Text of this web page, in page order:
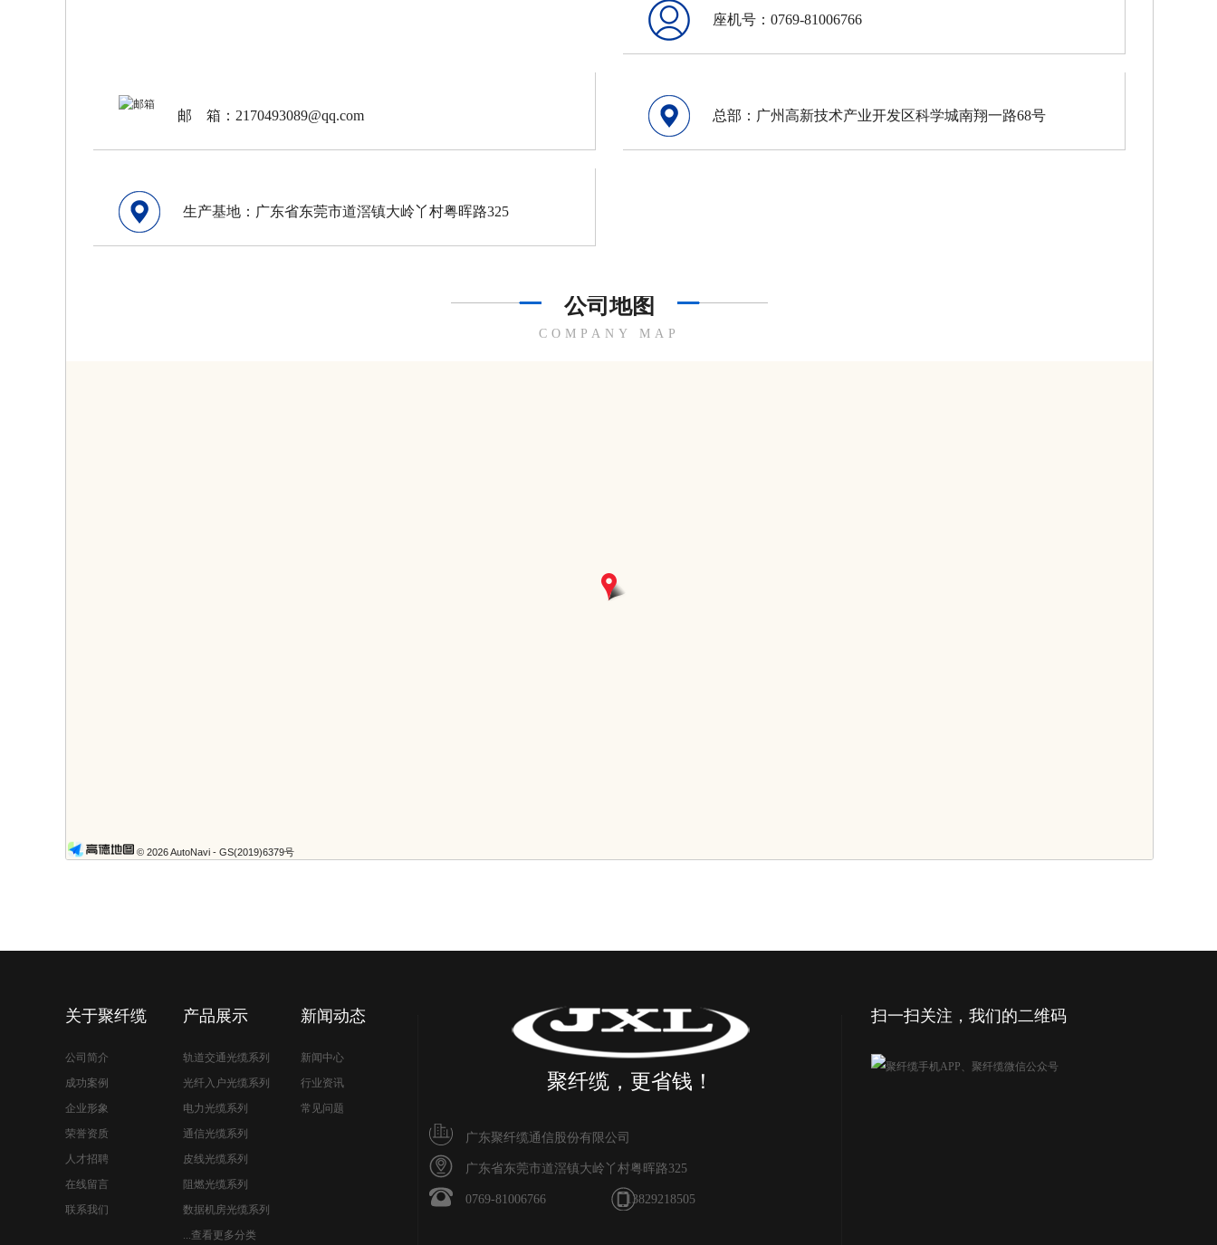
座机号：0769-81006766
邮 箱：2170493089@qq.com 总部：广州高新技术产业开发区科学城南翔一路68号
生产基地：广东省东莞市道滘镇大岭丫村粤晖路325
公司地图
COMPANY MAP
© 2026 AutoNavi - GS(2019)6379号
关于聚纤缆
公司简介
成功案例
企业形象
荣誉资质
人才招聘
在线留言
联系我们
产品展示
轨道交通光缆系列
光纤入户光缆系列
电力光缆系列
通信光缆系列
皮线光缆系列
阻燃光缆系列
数据机房光缆系列
...查看更多分类
新闻动态
新闻中心
行业资讯
常见问题
聚纤缆，更省钱！
广东聚纤缆通信股份有限公司
广东省东莞市道滘镇大岭丫村粤晖路325
0769-81006766 13829218505
扫一扫关注，我们的二维码